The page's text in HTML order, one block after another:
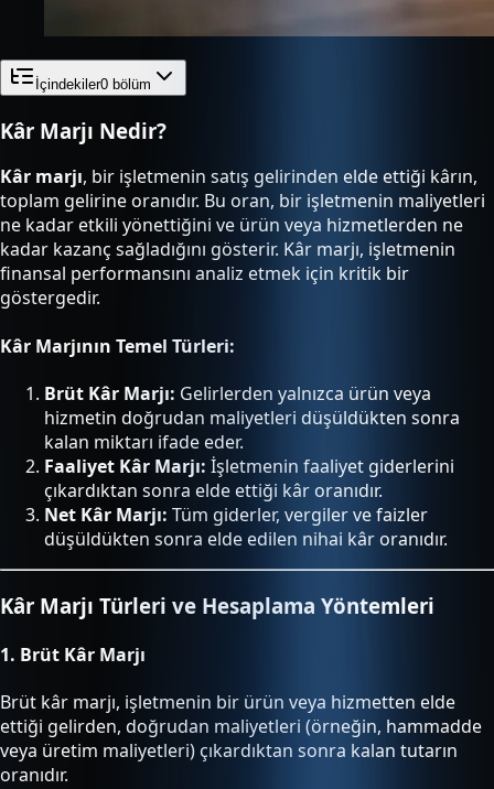
İçindekiler0 bölüm
Kâr Marjı Nedir?
Kâr marjı, bir işletmenin satış gelirinden elde ettiği kârın,
toplam gelirine oranıdır. Bu oran, bir işletmenin maliyetleri
ne kadar etkili yönettiğini ve ürün veya hizmetlerden ne
kadar kazanç sağladığını gösterir. Kâr marjı, işletmenin
finansal performansını analiz etmek için kritik bir
göstergedir.
Kâr Marjının Temel Türleri:
Brüt Kâr Marjı: Gelirlerden yalnızca ürün veya
hizmetin doğrudan maliyetleri düşüldükten sonra
kalan miktarı ifade eder.
Faaliyet Kâr Marjı: İşletmenin faaliyet giderlerini
çıkardıktan sonra elde ettiği kâr oranıdır.
Net Kâr Marjı: Tüm giderler, vergiler ve faizler
düşüldükten sonra elde edilen nihai kâr oranıdır.
Kâr Marjı Türleri ve Hesaplama Yöntemleri
1. Brüt Kâr Marjı
Brüt kâr marjı, işletmenin bir ürün veya hizmetten elde
ettiği gelirden, doğrudan maliyetleri (örneğin, hammadde
veya üretim maliyetleri) çıkardıktan sonra kalan tutarın
oranıdır.